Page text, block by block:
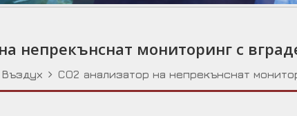
непрекънснат мониторинг с
Въздух CO2 aнализатор на непрекънснат